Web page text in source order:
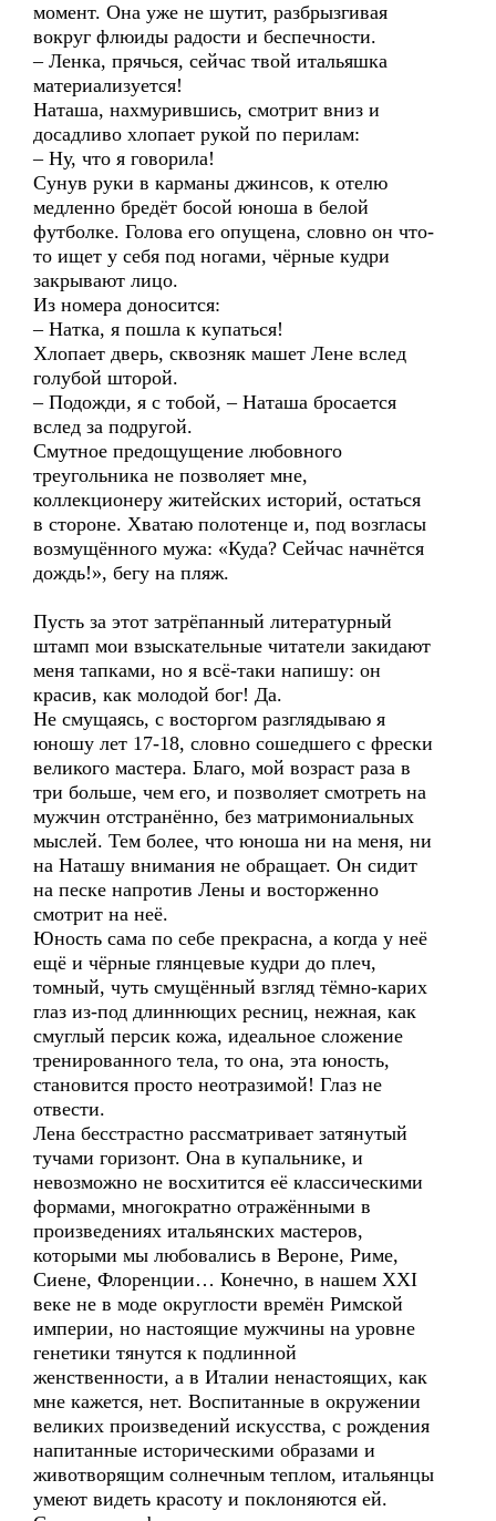
момент. Она уже не шутит, разбрызгивая
вокруг флюиды радости и беспечности.
– Ленка, прячься, сейчас твой итальяшка
материализуется!
Наташа, нахмурившись, смотрит вниз и
досадливо хлопает рукой по перилам:
– Ну, что я говорила!
Сунув руки в карманы джинсов, к отелю
медленно бредёт босой юноша в белой
футболке. Голова его опущена, словно он что-
то ищет у себя под ногами, чёрные кудри
закрывают лицо.
Из номера доносится:
– Натка, я пошла к купаться!
Хлопает дверь, сквозняк машет Лене вслед
голубой шторой.
– Подожди, я с тобой, – Наташа бросается
вслед за подругой.
Смутное предощущение любовного
треугольника не позволяет мне,
коллекционеру житейских историй, остаться
в стороне. Хватаю полотенце и, под возгласы
возмущённого мужа: «Куда? Сейчас начнётся
дождь!», бегу на пляж.
Пусть за этот затрёпанный литературный
штамп мои взыскательные читатели закидают
меня тапками, но я всё-таки напишу: он
красив, как молодой бог! Да.
Не смущаясь, с восторгом разглядываю я
юношу лет 17-18, словно сошедшего с фрески
великого мастера. Благо, мой возраст раза в
три больше, чем его, и позволяет смотреть на
мужчин отстранённо, без матримониальных
мыслей. Тем более, что юноша ни на меня, ни
на Наташу внимания не обращает. Он сидит
на песке напротив Лены и восторженно
смотрит на неё.
Юность сама по себе прекрасна, а когда у неё
ещё и чёрные глянцевые кудри до плеч,
томный, чуть смущённый взгляд тёмно-карих
глаз из-под длиннющих ресниц, нежная, как
смуглый персик кожа, идеальное сложение
тренированного тела, то она, эта юность,
становится просто неотразимой! Глаз не
отвести.
Лена бесстрастно рассматривает затянутый
тучами горизонт. Она в купальнике, и
невозможно не восхитится её классическими
формами, многократно отражёнными в
произведениях итальянских мастеров,
которыми мы любовались в Вероне, Риме,
Сиене, Флоренции… Конечно, в нашем XXI
веке не в моде округлости времён Римской
империи, но настоящие мужчины на уровне
генетики тянутся к подлинной
женственности, а в Италии ненастоящих, как
мне кажется, нет. Воспитанные в окружении
великих произведений искусства, с рождения
напитанные историческими образами и
животворящим солнечным теплом, итальянцы
умеют видеть красоту и поклоняются ей.